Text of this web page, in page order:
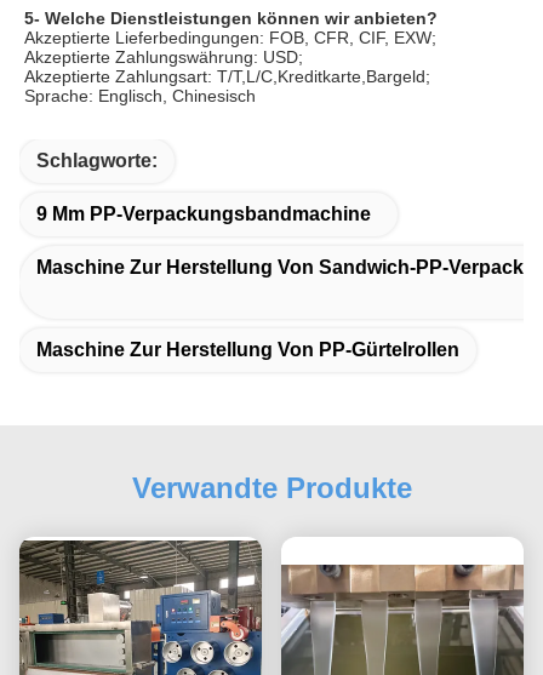
5- Welche Dienstleistungen können wir anbieten?
Akzeptierte Lieferbedingungen: FOB, CFR, CIF, EXW;
Akzeptierte Zahlungswährung: USD;
Akzeptierte Zahlungsart: T/T,L/C,Kreditkarte,Bargeld;
Sprache: Englisch, Chinesisch
Schlagworte:
9 Mm PP-Verpackungsbandmachine
Maschine Zur Herstellung Von Sandwich-PP-
Maschine Zur Herstellung Von PP-Gürtelrollen
Verwandte Produkte